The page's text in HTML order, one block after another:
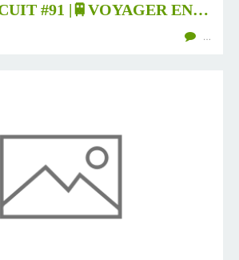
COURT CIRCUIT #91 |🚆VOYAGER EN MODE ÉCOLO | 🧑 🎨DES PANNEAUX PÉDAGOGIQUES CONÇUS PAR DES ENFANTS | 🌳UNE NOUVELLE CHARTE BOIS-CHALEUR POUR DES PROJETS CITOYENS ...
…